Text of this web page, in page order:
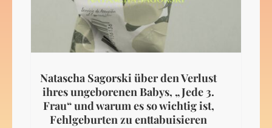
Natascha Sagorski über den Verlust
ihres ungeborenen Babys, „Jede 3.
Frau“ und warum es so wichtig ist,
Fehlgeburten zu enttabuisieren